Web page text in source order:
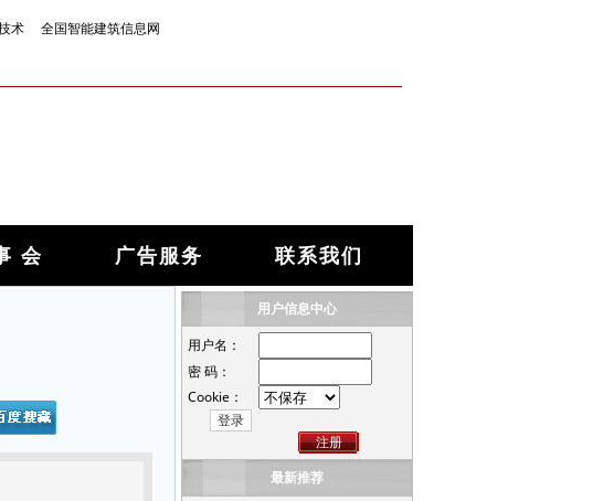
术
全国智能建筑信息网
会 广告服务 联系我们
用户信息中心
用户名：
密 码：
Cookie：
注册
最新推荐